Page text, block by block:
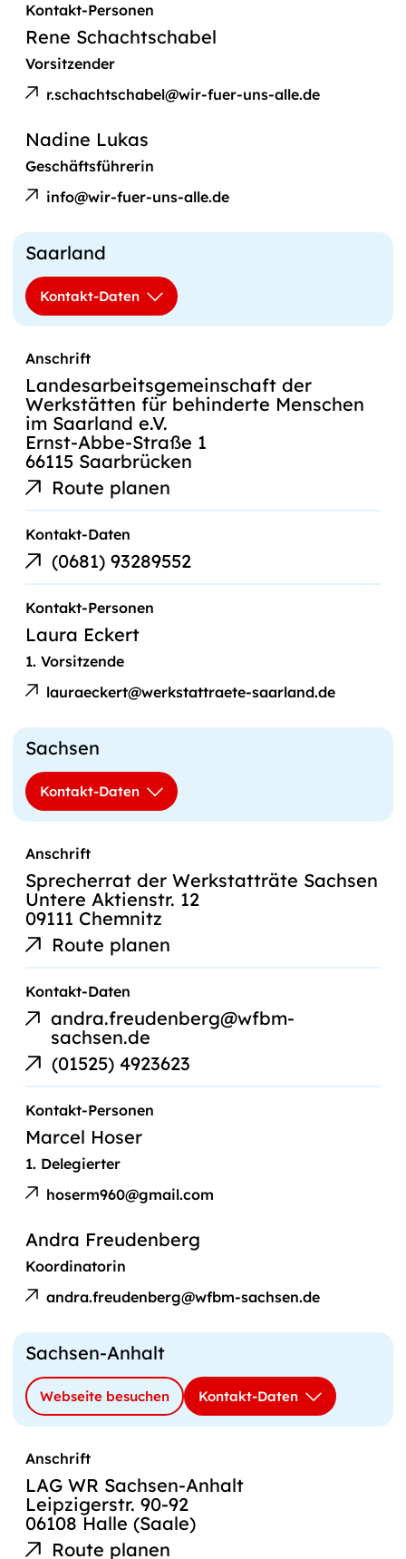
Kontakt-Personen
Rene Schachtschabel
Vorsitzender
r.schachtschabel@wir-fuer-uns-alle.de
E-
Mail
an
Rene
Schachtschabel
Nadine Lukas
Geschäftsführerin
info@wir-fuer-uns-alle.de
E-
Mail
an
Nadine
Lukas
Saarland
Kontakt-Daten
Anschrift
Landesarbeitsgemeinschaft der
Werkstätten für behinderte Menschen
im Saarland e.V.
Ernst-Abbe-Straße 1
66115 Saarbrücken
Route planen
Kontakt-Daten
(0681) 93289552
Telefonnummer
Kontakt-Personen
Laura Eckert
1. Vorsitzende
lauraeckert@werkstattraete-saarland.de
E-
Mail
an
Laura
Eckert
Sachsen
Kontakt-Daten
Anschrift
Sprecherrat der Werkstatträte Sachsen
Untere Aktienstr. 12
09111 Chemnitz
Route planen
Kontakt-Daten
andra.freudenberg@wfbm-
sachsen.de
E-
Mail-
Link
(01525) 4923623
Telefonnummer
Kontakt-Personen
Marcel Hoser
1. Delegierter
hoserm960@gmail.com
E-
Mail
an
Marcel
Hoser
Andra Freudenberg
Koordinatorin
andra.freudenberg@wfbm-sachsen.de
E-
Mail
an
Andra
Freudenberg
Sachsen-Anhalt
Webseite besuchen Kontakt-Daten
Anschrift
LAG WR Sachsen-Anhalt
Leipzigerstr. 90-92
06108 Halle (Saale)
Route planen